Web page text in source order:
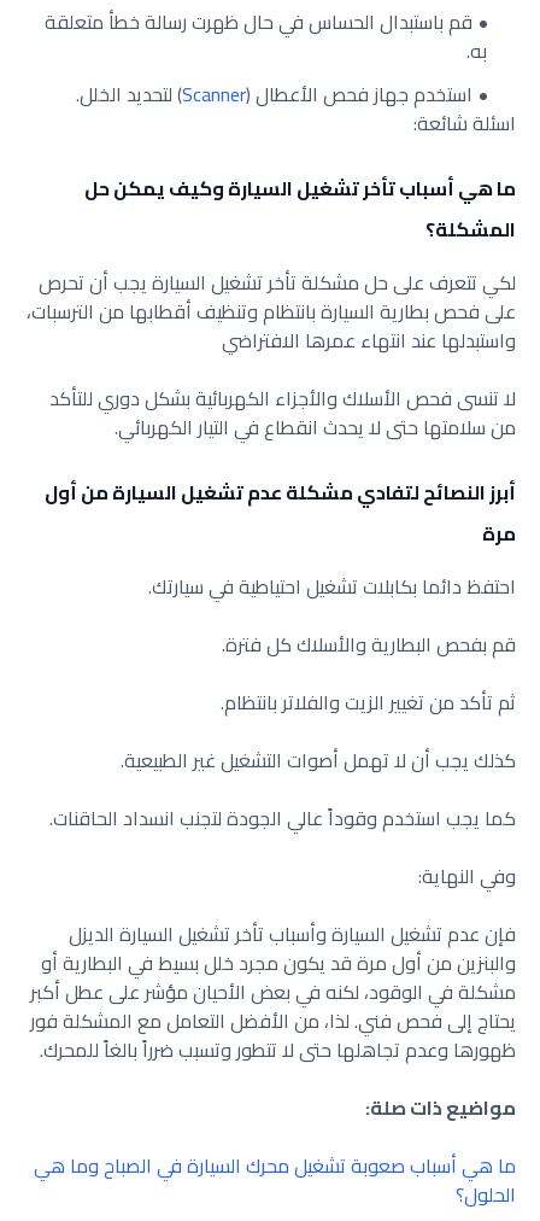
قم باستبدال الحساس في حال ظهرت رسالة خطأ متعلقة
به.
استخدم جهاز فحص الأعطال (Scanner) لتحديد الخلل.
اسئلة شائعة:
ما هي أسباب تأخر تشغيل السيارة وكيف يمكن حل
المشكلة؟
لكي تتعرف على حل مشكلة تأخر تشغيل السيارة يجب أن تحرص
على فحص بطارية السيارة بانتظام وتنظيف أقطابها من الترسبات،
واستبدلها عند انتهاء عمرها الافتراضي
لا تنسى فحص الأسلاك والأجزاء الكهربائية بشكل دوري للتأكد
من سلامتها حتى لا يحدث انقطاع في التيار الكهربائي.
أبرز النصائح لتفادي مشكلة عدم تشغيل السيارة من أول
مرة
احتفظ دائما بكابلات تشغيل احتياطية في سيارتك.
قم بفحص البطارية والأسلاك كل فترة.
ثم تأكد من تغيير الزيت والفلاتر بانتظام.
كذلك يجب أن لا تهمل أصوات التشغيل غير الطبيعية.
كما يجب استخدم وقوداً عالي الجودة لتجنب انسداد الحاقنات.
وفي النهاية:
فإن عدم تشغيل السيارة وأسباب تأخر تشغيل السيارة الديزل
والبنزين من أول مرة قد يكون مجرد خلل بسيط في البطارية أو
مشكلة في الوقود، لكنه في بعض الأحيان مؤشر على عطل أكبر
يحتاج إلى فحص فني. لذا، من الأفضل التعامل مع المشكلة فور
ظهورها وعدم تجاهلها حتى لا تتطور وتسبب ضرراً بالغاً للمحرك.
مواضيع ذات صلة:
ما هي أسباب صعوبة تشغيل محرك السيارة في الصباح وما هي
الحلول؟